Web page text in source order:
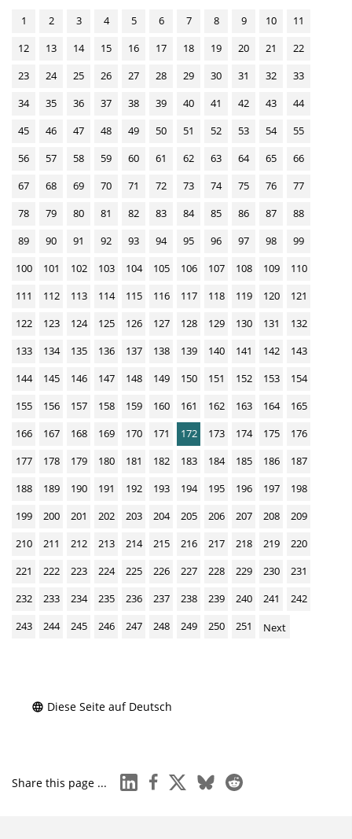
1 2 3 4 5 6 7 8 9 10
11
12
13 14 15 16 17 18 19 20 21
22
23
24 25 26 27 28 29 30 31 32
33
34
35 36 37 38 39 40 41 42 43
44
45
46 47 48 49 50 51 52 53 54
55
56
57 58 59 60 61 62 63 64 65
66
67
68 69 70 71 72 73 74 75 76
77
78
79 80 81 82 83 84 85 86 87
88
89
90 91 92 93 94 95 96 97 98
99
100
101 102 103 104 105 106 107 108 109
110
111
112 113 114 115 116 117 118 119 120
121
122
123 124 125 126 127 128 129 130 131
132
133
134 135 136 137 138 139 140 141 142
143
144
145 146 147 148 149 150 151 152 153
154
155
156 157 158 159 160 161 162 163 164
165
166
167 168 169 170 171 172 173 174 175
176
177
178 179 180 181 182 183 184 185 186
187
188
189 190 191 192 193 194 195 196 197
198
199
200 201 202 203 204 205 206 207 208
209
210
211 212 213 214 215 216 217 218 219
220
221
222 223 224 225 226 227 228 229 230
231
232
233 234 235 236 237 238 239 240 241
242
243
244 245 246 247 248 249 250 251 Next
Diese Seite auf Deutsch
Share this page ... linkedinfacebook
x blueskyreddit